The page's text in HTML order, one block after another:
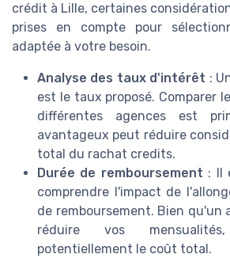
crédit à Lille, certaines
prises en compte pour
adaptée à votre besoin.
Analyse des taux d'intérêt :
est le taux proposé. Comparer
différentes agences est
avantageux peut réduire
total du rachat credits.
Durée de remboursement : Il
comprendre l'impact de
de remboursement. Bien qu'un
réduire vos
potentiellement le coût total.